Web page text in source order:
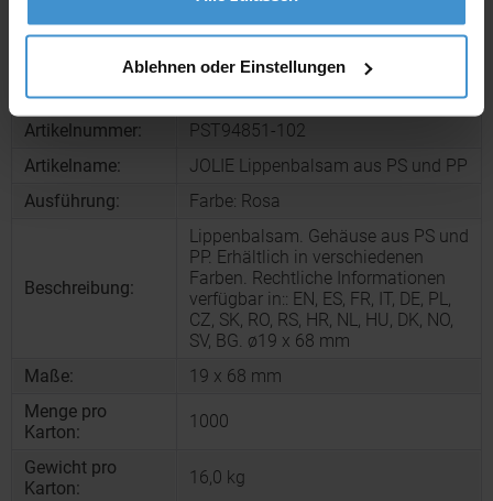
Ablehnen oder Einstellungen
Muster bestellen
Produktinformationen zu diesem Werbeartikel
Artikelnummer:
PST94851-102
Artikelname:
JOLIE Lippenbalsam aus PS und PP
Ausführung:
Farbe: Rosa
Beschreibung:
Lippenbalsam. Gehäuse aus PS und
PP. Erhältlich in verschiedenen
Farben. Rechtliche Informationen
verfügbar in:: EN, ES, FR, IT, DE, PL,
CZ, SK, RO, RS, HR, NL, HU, DK, NO,
SV, BG. ø19 x 68 mm
Maße:
19 x 68 mm
Menge pro
Karton:
1000
Gewicht pro
Karton:
16,0 kg